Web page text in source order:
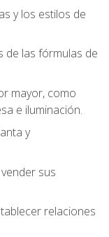
y los estilos de
de las fórmulas de
mayor, como
e iluminación.
y
sus
relaciones